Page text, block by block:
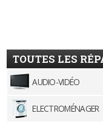
TOUTES LES
AUDIO-VIDÉO
ELECTROMÉNAGER